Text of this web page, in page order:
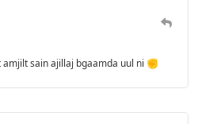
sain ajillaj bgaamda uul ni ✊️